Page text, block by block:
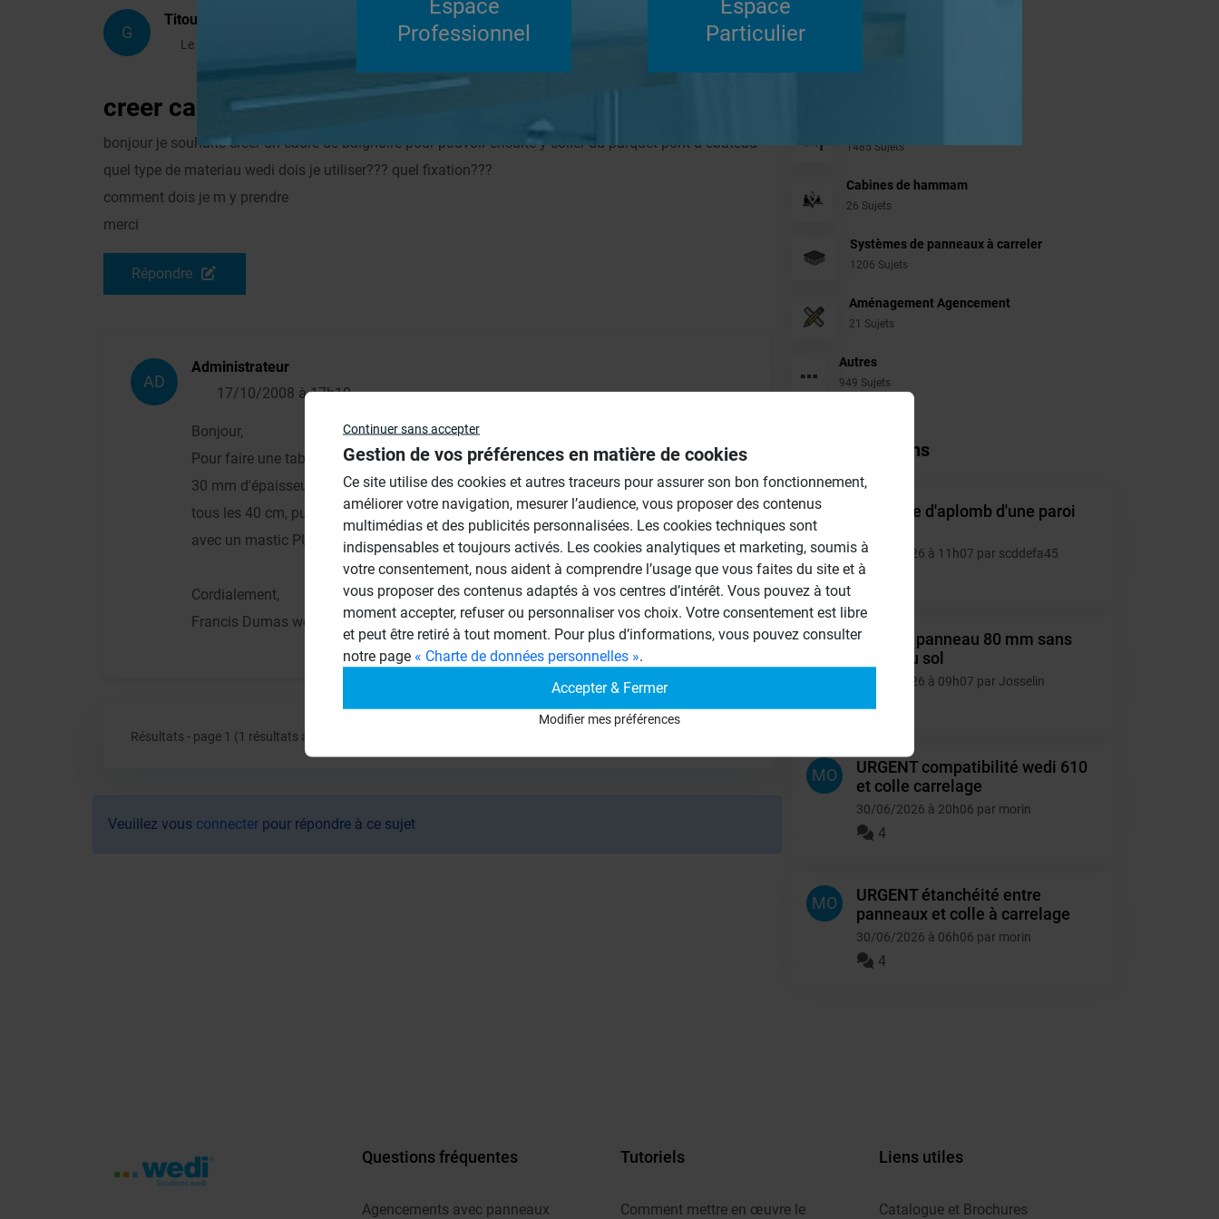
G
Titou15
Le 16/10/2008 à 20h10
Répondre
creer cadre de baignoire
bonjour je souhaite creer un cadre de baignoire pour pouvoir ensuite y coller du parquet pont d ebateau
quel type de materiau wedi dois je utiliser??? quel fixation???
comment dois je m y prendre
merci
Répondre
AD
Administrateur
17/10/2008 à 17h10
Bonjour,
Pour faire une tablette en périphérie d'une baignoire, utiliser un panneau en
30 mm d'épaisseur, couper des jambages,les coller au sol et contre le mur
tous les 40 cm, puis découper les tablettes et les coller sur les jambages
avec un mastic PU, ou une colle à carrelage en poudre.
Cordialement,
Francis Dumas wedi France,
Résultats - page 1 (1 résultats au total)
Veuillez vous connecter pour répondre à ce sujet
1485 Sujets
Cabines de hammam
26 Sujets
Systèmes de panneaux à carreler
1206 Sujets
Aménagement Agencement
21 Sujets
Autres
949 Sujets
Autres questions
SC
Montage d'aplomb d'une paroi
10/07/2026 à 11h07 par scddefa45
Collage panneau 80 mm sans
appui au sol
06/07/2026 à 09h07 par Josselin
6
MO
URGENT compatibilité wedi 610
et colle carrelage
30/06/2026 à 20h06 par morin
4
MO
URGENT étanchéité entre
panneaux et colle à carrelage
30/06/2026 à 06h06 par morin
4
Questions fréquentes
Agencements avec panneaux
Tutoriels
Comment mettre en œuvre le
Liens utiles
Catalogue et Brochures
Continuer sans accepter
Gestion de vos préférences en matière de cookies
Ce site utilise des cookies et autres traceurs pour assurer son bon fonctionnement,
améliorer votre navigation, mesurer l’audience, vous proposer des contenus
multimédias et des publicités personnalisées. Les cookies techniques sont
indispensables et toujours activés. Les cookies analytiques et marketing, soumis à
votre consentement, nous aident à comprendre l’usage que vous faites du site et à
vous proposer des contenus adaptés à vos centres d’intérêt. Vous pouvez à tout
moment accepter, refuser ou personnaliser vos choix. Votre consentement est libre
et peut être retiré à tout moment. Pour plus d’informations, vous pouvez consulter
notre page « Charte de données personnelles ».
Accepter & Fermer
Modifier mes préférences
Espace
Professionnel
Espace
Particulier